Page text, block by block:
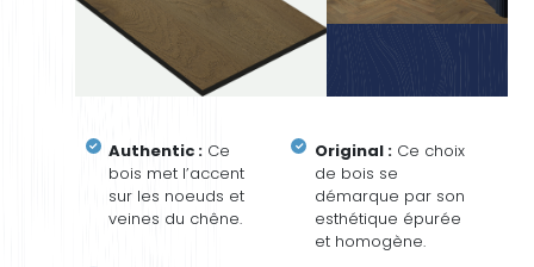
Authentic : Ce
bois met l’accent
sur les noeuds et
veines du chêne.
Original :Ce choix
de bois se
démarque par son
esthétique épurée
et homogène.